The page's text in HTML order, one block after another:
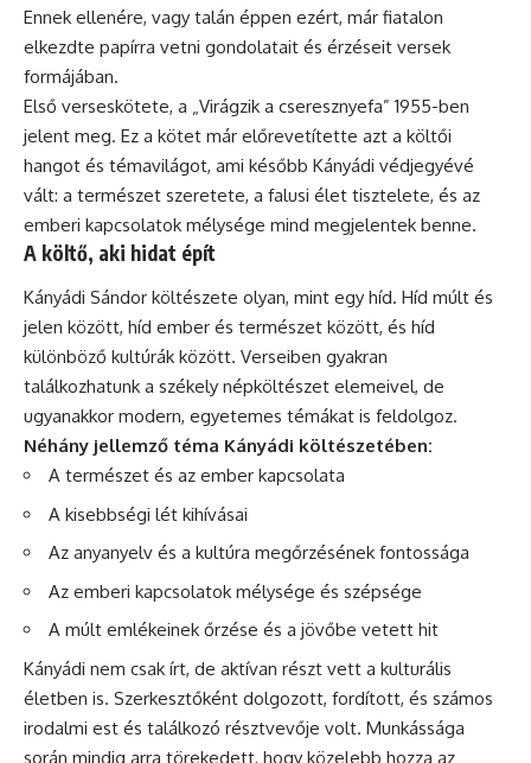
Ennek ellenére, vagy talán éppen ezért, már fiatalon
elkezdte papírra vetni gondolatait és érzéseit versek
formájában.
Első verseskötete, a „Virágzik a cseresznyefa” 1955-ben
jelent meg. Ez a kötet már előrevetítette azt a költői
hangot és témavilágot, ami később Kányádi védjegyévé
vált: a természet szeretete, a falusi élet tisztelete, és az
emberi kapcsolatok mélysége mind megjelentek benne.
A költő, aki hidat épít
Kányádi Sándor költészete olyan, mint egy híd. Híd múlt és
jelen között, híd ember és természet között, és híd
különböző kultúrák között. Verseiben gyakran
találkozhatunk a székely népköltészet elemeivel, de
ugyanakkor modern, egyetemes témákat is feldolgoz.
Néhány jellemző téma Kányádi költészetében:
A természet és az ember kapcsolata
A kisebbségi lét kihívásai
Az anyanyelv és a kultúra megőrzésének fontossága
Az emberi kapcsolatok mélysége és szépsége
A múlt emlékeinek őrzése és a jövőbe vetett hit
Kányádi nem csak írt, de aktívan részt vett a kulturális
életben is. Szerkesztőként dolgozott, fordított, és számos
irodalmi est és találkozó résztvevője volt. Munkássága
során mindig arra törekedett, hogy közelebb hozza az